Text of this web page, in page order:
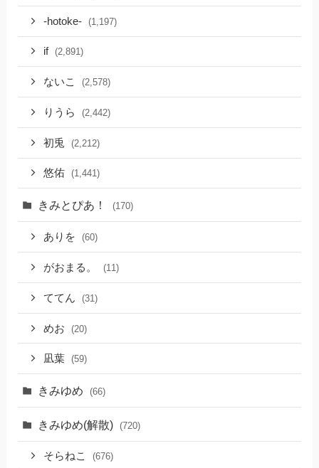
-hotoke- (1,197)
if (2,891)
ないこ (2,578)
りうら (2,442)
初兎 (2,212)
悠佑 (1,441)
きみとぴあ！ (170)
ありを (60)
がおまる。 (11)
ててん (31)
めお (20)
凪葉 (59)
きみゆめ (66)
きみゆめ(解散) (720)
そらねこ (676)